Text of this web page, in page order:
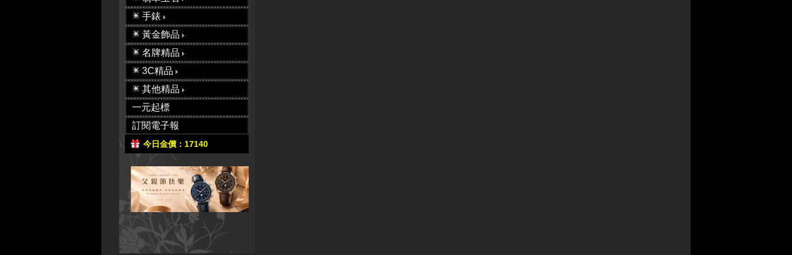
手錶
黃金飾品
名牌精品
3C精品
其他精品
一元起標
訂閱電子報
今日金價：17140